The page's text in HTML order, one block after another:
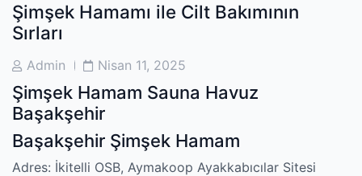
Şimşek Hamamı ile Cilt Bakımının
Sırları
PostAdmin
PostNisan 11, 2025
Şimşek Hamam Sauna Havuz
Başakşehir
Başakşehir Şimşek Hamam
Adres: İkitelli OSB, Aymakoop Ayakkabıcılar Sitesi